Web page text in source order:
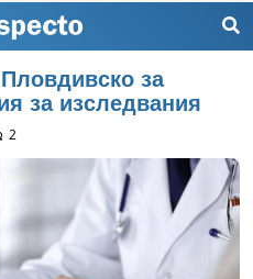
за
за изследвания
2